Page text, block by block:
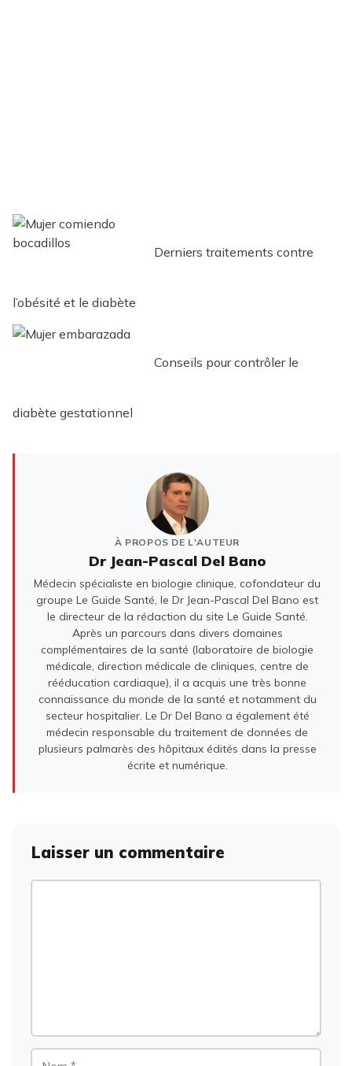
Derniers traitements contre
l’obésité et le diabète
Conseils pour contrôler le
diabète gestationnel
À PROPOS DE L'AUTEUR
Dr Jean-Pascal Del Bano
Médecin spécialiste en biologie clinique, cofondateur du
groupe Le Guide Santé, le Dr Jean-Pascal Del Bano est
le directeur de la rédaction du site Le Guide Santé.
Après un parcours dans divers domaines
complémentaires de la santé (laboratoire de biologie
médicale, direction médicale de cliniques, centre de
rééducation cardiaque), il a acquis une très bonne
connaissance du monde de la santé et notamment du
secteur hospitalier. Le Dr Del Bano a également été
médecin responsable du traitement de données de
plusieurs palmarès des hôpitaux édités dans la presse
écrite et numérique.
Laisser un commentaire